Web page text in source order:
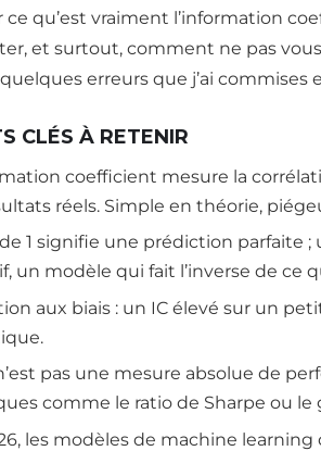
ce qu’est vraiment l’information
et surtout, comment ne pas
erreurs que j’ai commises
CLÉS À RETENIR
coefficient mesure la
réels. Simple en théorie,
1 signifie une prédiction parfaite ;
un modèle qui fait l’inverse de ce
aux biais : un IC élevé sur un
pas une mesure absolue de
comme le ratio de Sharpe ou le
les modèles de machine